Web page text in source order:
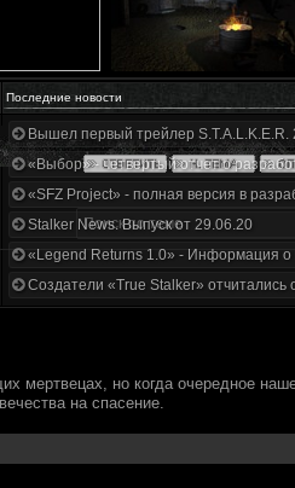
Последние новости
Вышел первый трейлер S.T.A.L.K.E.R.
«Выбор» - четвертый отчет о
«SFZ Project» - полная версия в
Stalker News. Выпуск от 29.06.20
«Legend Returns 1.0» - Информация о
Создатели «True Stalker» отчитались
мертвецах, но когда очередное
на спасение.